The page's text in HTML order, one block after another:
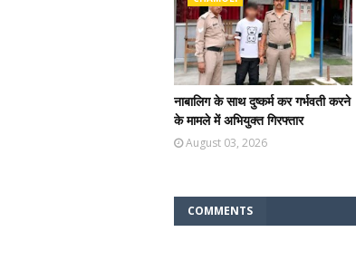
नाबालिग के साथ दुष्कर्म कर गर्भवती करने
के मामले में अभियुक्त गिरफ्तार
August 03, 2026
COMMENTS